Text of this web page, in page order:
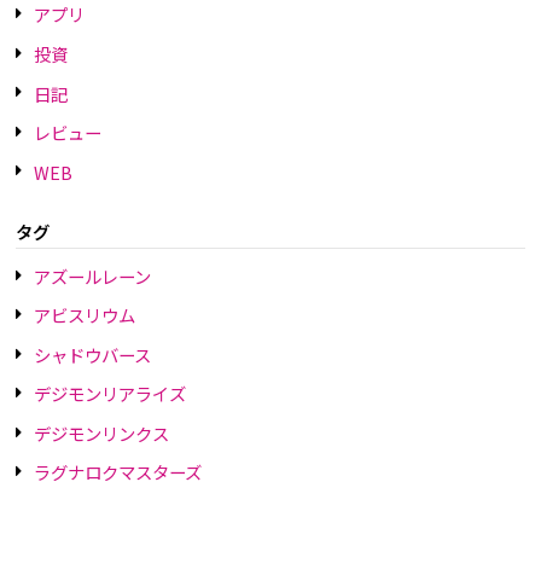
アプリ
投資
日記
レビュー
WEB
タグ
アズールレーン
アビスリウム
シャドウバース
デジモンリアライズ
デジモンリンクス
ラグナロクマスターズ